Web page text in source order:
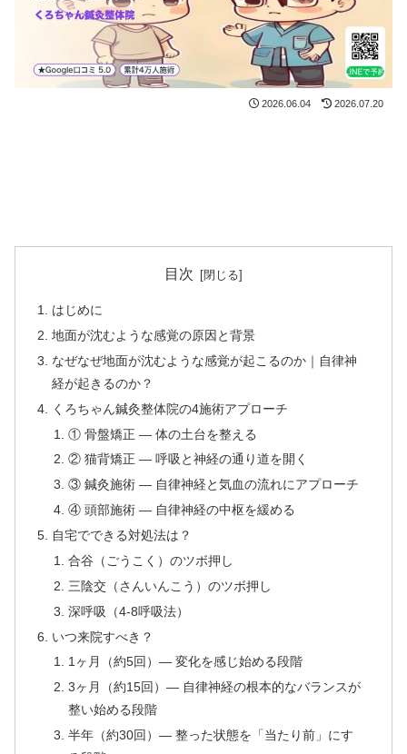
2026.06.04 2026.07.20
目次
はじめに
地面が沈むような感覚の原因と背景
なぜなぜ地面が沈むような感覚が起こるのか｜自律神
経が起きるのか？
くろちゃん鍼灸整体院の4施術アプローチ
① 骨盤矯正 — 体の土台を整える
② 猫背矯正 — 呼吸と神経の通り道を開く
③ 鍼灸施術 — 自律神経と気血の流れにアプローチ
④ 頭部施術 — 自律神経の中枢を緩める
自宅でできる対処法は？
合谷（ごうこく）のツボ押し
三陰交（さんいんこう）のツボ押し
深呼吸（4-8呼吸法）
いつ来院すべき？
1ヶ月（約5回）— 変化を感じ始める段階
3ヶ月（約15回）— 自律神経の根本的なバランスが
整い始める段階
半年（約30回）— 整った状態を「当たり前」にす